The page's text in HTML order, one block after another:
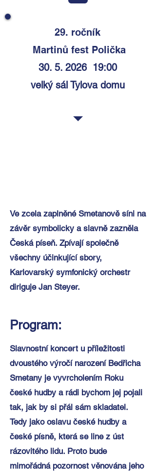
29. ročník
Martinů fest Polička
30. 5. 202619:00
velký sál Tylova domu
Ve zcela zaplněné Smetanově síni na
závěr symbolicky a slavně zazněla
Česká píseň. Zpívají společně
všechny účinkující sbory,
Karlovarský symfonický orchestr
diriguje Jan Steyer.
Program:
Slavnostní koncert u příležitosti
dvoustého výročí narození Bedřicha
Smetany je vyvrcholením Roku
české hudby a rádi bychom jej pojali
tak, jak by si přál sám skladatel.
Tedy jako oslavu české hudby a
české písně, která se line z úst
rázovitého lidu. Proto bude
mimořádná pozornost věnována jeho